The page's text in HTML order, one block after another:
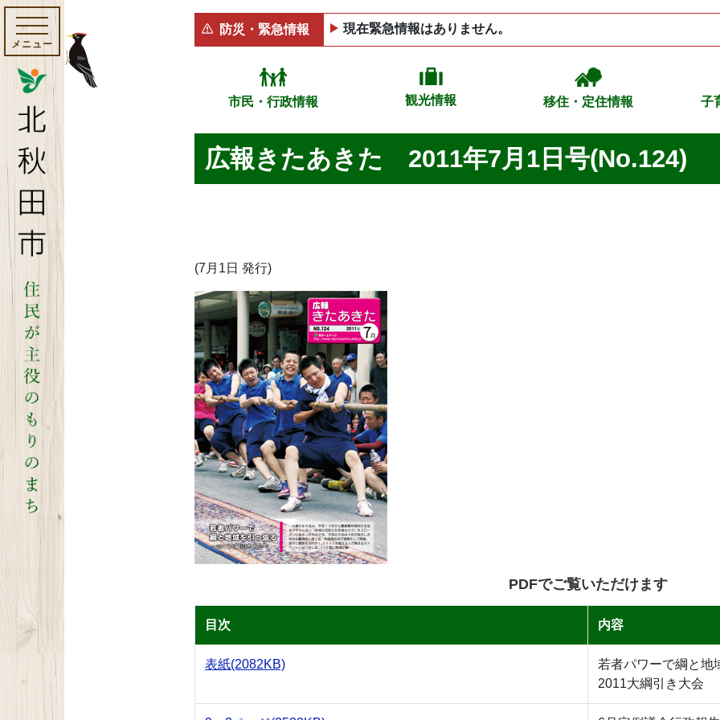
メニュー
防災・緊急情報 現在緊急情報はありません。
市民・行政情報 観光情報 移住・定住情報 子
広報きたあきた 2011年7月1日号(No.124)
(7月1日 発行)
PDFでご覧いただけます
目次 内容
表紙(2082KB)
若者パワーで綱と地
2011大綱引き大会